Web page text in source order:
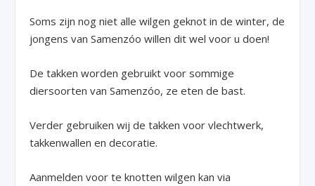
Soms zijn nog niet alle wilgen geknot in de winter, de
jongens van Samenzóo willen dit wel voor u doen!
De takken worden gebruikt voor sommige
diersoorten van Samenzóo, ze eten de bast.
Verder gebruiken wij de takken voor vlechtwerk,
takkenwallen en decoratie.
Aanmelden voor te knotten wilgen kan via